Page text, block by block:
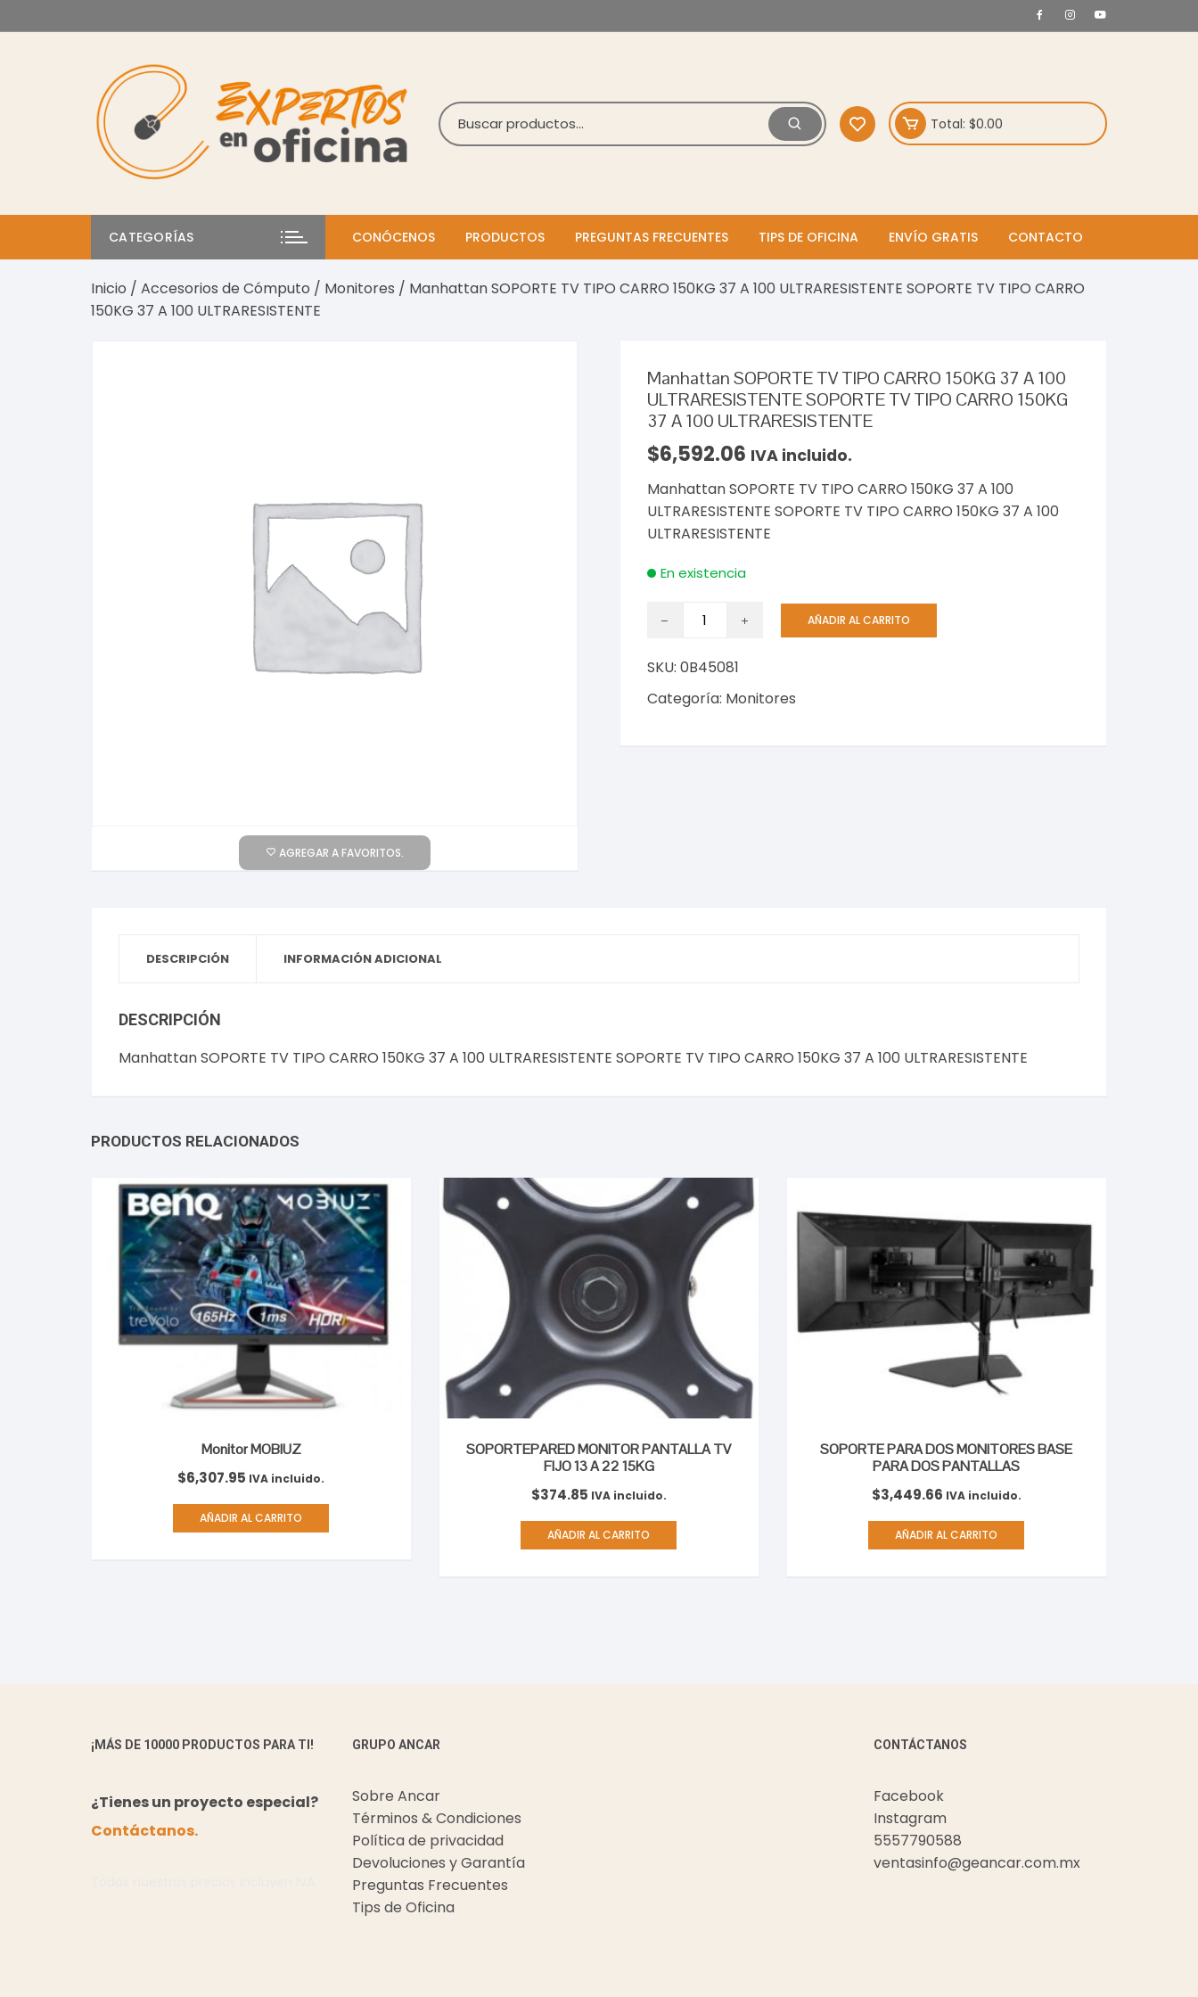
al
Total: $0.00
CATEGORÍAS CONÓCENOS PRODUCTOS PREGUNTAS FRECUENTES TIPS DE OFICINA ENVÍO GRATIS CONTACTO
Inicio / Accesorios de Cómputo / Monitores / Manhattan SOPORTE TV TIPO CARRO 150KG 37 A 100 ULTRARESISTENTE SOPORTE TV TIPO CARRO
150KG 37 A 100 ULTRARESISTENTE
AGREGAR A FAVORITOS.
Manhattan SOPORTE TV TIPO CARRO 150KG 37 A 100
ULTRARESISTENTE SOPORTE TV TIPO CARRO 150KG
37 A 100 ULTRARESISTENTE
$6,592.06 IVA incluido.
Manhattan SOPORTE TV TIPO CARRO 150KG 37 A 100
ULTRARESISTENTE SOPORTE TV TIPO CARRO 150KG 37 A 100
ULTRARESISTENTE
En existencia
Manhattan
TIPO
CARRO
AÑADIR AL CARRITO
SKU: 0B45081
Categoría: Monitores
DESCRIPCIÓN INFORMACIÓN ADICIONAL
DESCRIPCIÓN
Manhattan SOPORTE TV TIPO CARRO 150KG 37 A 100 ULTRARESISTENTE SOPORTE TV TIPO CARRO 150KG 37 A 100 ULTRARESISTENTE
PRODUCTOS RELACIONADOS
Monitor MOBIUZ
$6,307.95 IVA incluido.
AÑADIR AL CARRITO
SOPORTEPARED MONITOR PANTALLA TV
FIJO 13 A 22 15KG
$374.85 IVA incluido.
AÑADIR AL CARRITO
SOPORTE PARA DOS MONITORES BASE
PARA DOS PANTALLAS
$3,449.66 IVA incluido.
AÑADIR AL CARRITO
¡MÁS DE 10000 PRODUCTOS PARA TI!
¿Tienes un proyecto especial?
Contáctanos.
GRUPO ANCAR
Sobre Ancar
Términos & Condiciones
Política de privacidad
Devoluciones y Garantía
Preguntas Frecuentes
Tips de Oficina
CONTÁCTANOS
Facebook
Instagram
5557790588
ventasinfo@geancar.com.mx